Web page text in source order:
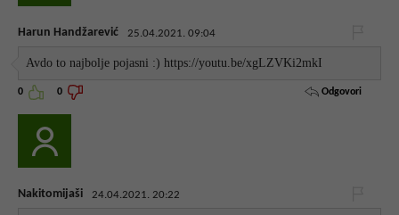
Harun Handžarević 25.04.2021. 09:04
Avdo to najbolje pojasni :) https://youtu.be/xgLZVKi2mkI
0 0 Odgovori
Nakitomijaši 24.04.2021. 20:22